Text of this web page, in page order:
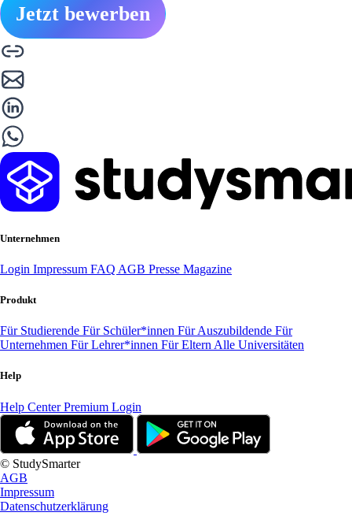
Jetzt bewerben
Unternehmen
Login Impressum FAQ AGB Presse Magazine
Produkt
Für Studierende Für Schüler*innen Für Auszubildende Für
Unternehmen Für Lehrer*innen Für Eltern Alle Universitäten
Help
Help CenterPremium Login
© StudySmarter
AGB
Impressum
Datenschutzerklärung